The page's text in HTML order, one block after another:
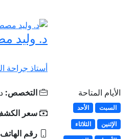
الأيام المتاحة
السبت
الأحد
الإثنين
الثلاثاء
د. وليد
أستاذ جراحة
التخصص:
سعر
رقم